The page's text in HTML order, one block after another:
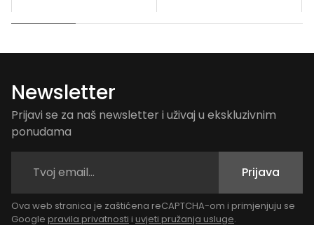
Newsletter
Prijavi se za naš newsletter i uživaj u ekskluzivnim
ponudama
Prijava
Ova web stranica je zaštićena reCAPTCHA-om i primjenjuju se
Google pravila privatnosti i uvjeti pružanja usluge.